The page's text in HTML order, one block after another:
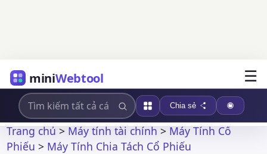
miniWebtool ☰
Chia sẻ
Trang chủ>Máy tính tài chính>Máy Tính Cổ
Phiếu > Máy Tính Chia Tách Cổ Phiếu